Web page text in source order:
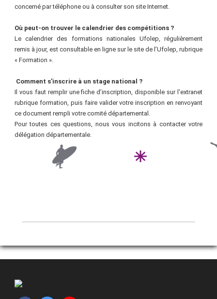
concerné par téléphone ou à consulter son site Internet.
Où peut-on trouver le calendrier des compétitions ?
Le calendrier des formations nationales Ufolep, régulièrement
remis à jour, est consultable en ligne sur le site de l’Ufolep, rubrique
« Formation ».
Comment s'inscrire à un stage national ?
Il vous faut remplir une fiche d’inscription, disponible sur l'extranet
rubrique formation, puis faire valider votre inscription en renvoyant
ce document rempli votre comité départemental.
Pour toutes ces questions, nous vous incitons à contacter votre
délégation départementale.